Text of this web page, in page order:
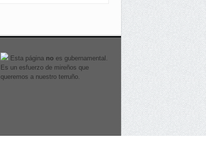
Esta página no es gubernamental.
Es un esfuerzo de mireños que
queremos a nuestro terruño.